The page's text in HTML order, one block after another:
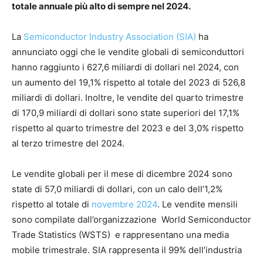
totale annuale più alto di sempre nel 2024.
La Semiconductor Industry Association (SIA) ha
annunciato oggi che le vendite globali di semiconduttori
hanno raggiunto i 627,6 miliardi di dollari nel 2024, con
un aumento del 19,1% rispetto al totale del 2023 di 526,8
miliardi di dollari. Inoltre, le vendite del quarto trimestre
di 170,9 miliardi di dollari sono state superiori del 17,1%
rispetto al quarto trimestre del 2023 e del 3,0% rispetto
al terzo trimestre del 2024.
Le vendite globali per il mese di dicembre 2024 sono
state di 57,0 miliardi di dollari, con un calo dell’1,2%
rispetto al totale di novembre 2024. Le vendite mensili
sono compilate dall’organizzazione World Semiconductor
Trade Statistics (WSTS) e rappresentano una media
mobile trimestrale. SIA rappresenta il 99% dell’industria